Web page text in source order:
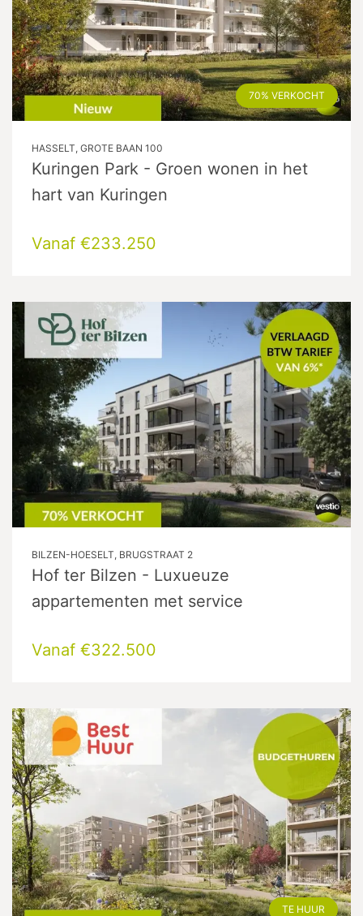
70% VERKOCHT
HASSELT, GROTE BAAN 100
Kuringen Park - Groen wonen in het
hart van Kuringen
Vanaf €233.250
BILZEN-HOESELT, BRUGSTRAAT 2
Hof ter Bilzen - Luxueuze
appartementen met service
Vanaf €322.500
TE HUUR